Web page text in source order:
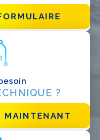
?
MAINTENANT